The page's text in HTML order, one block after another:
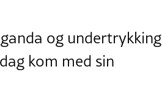
og undertrykking
kom med sin